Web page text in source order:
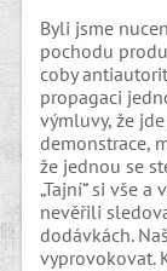
Byli jsme
pochodu
coby
propagaci
výmluvy, že
demonstrace,
že jednou se
„Tajní“ si vše
nevěřili
dodávkách.
vyprovokovat.